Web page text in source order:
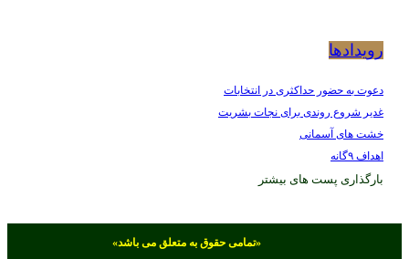
به حضور حداکثری در انتخابات
شروع روندی برای نجات بشریت
های آسمانی
پست های بیشتر
«تمامی حقوق بهمتعلق می باشد»